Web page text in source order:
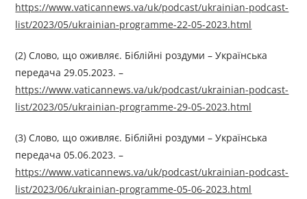
https://www.vaticannews.va/uk/podcast/ukrainian-podcast-
list/2023/05/ukrainian-programme-22-05-2023.html
(2) Слово, що оживляє. Біблійні роздуми – Українська
передача 29.05.2023. –
https://www.vaticannews.va/uk/podcast/ukrainian-podcast-
list/2023/05/ukrainian-programme-29-05-2023.html
(3) Слово, що оживляє. Біблійні роздуми – Українська
передача 05.06.2023. –
https://www.vaticannews.va/uk/podcast/ukrainian-podcast-
list/2023/06/ukrainian-programme-05-06-2023.html